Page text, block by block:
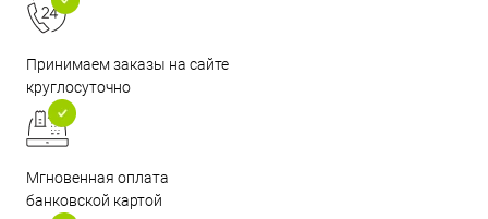
Принимаем заказы на сайте
круглосуточно
Мгновенная оплата
банковской картой